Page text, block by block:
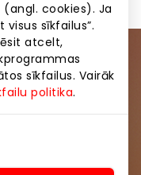
cookies). Ja
sīkfailus”.
atcelt,
sīkfailus. Vairāk
politika.
kopienai
iepirkšanās un
un “AKROPOLE